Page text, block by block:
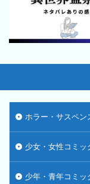
ホラー・サスペン
少女・女性コミッ
少年・青年コミッ